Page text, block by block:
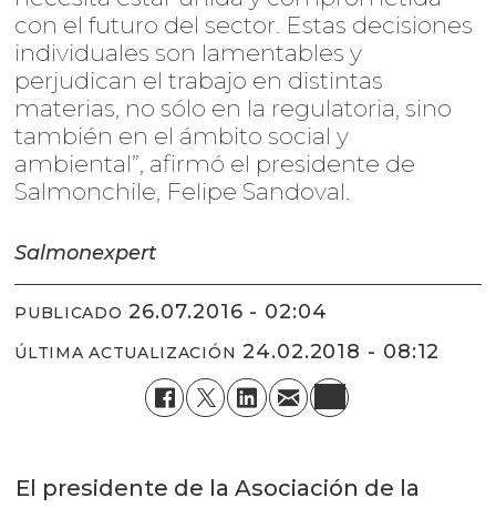
con el futuro del sector. Estas decisiones
individuales son lamentables y
perjudican el trabajo en distintas
materias, no sólo en la regulatoria, sino
también en el ámbito social y
ambiental”, afirmó el presidente de
Salmonchile, Felipe Sandoval.
Salmonexpert
PUBLICADO 26.07.2016 - 02:04
ÚLTIMA ACTUALIZACIÓN 24.02.2018 - 08:12
El presidente de la Asociación de la